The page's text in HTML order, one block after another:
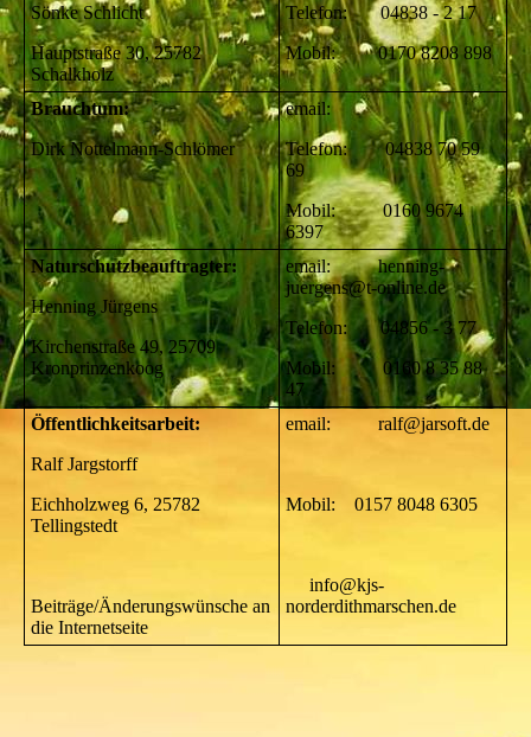
Sönke Schlicht
Hauptstraße 30, 25782
Schalkholz
Telefon: 04838 - 2 17
Mobil: 0170 8208 898
Brauchtum:
Dirk Nottelmann-Schlömer
email:
Telefon: 04838 70 59
69
Mobil: 0160 9674
6397
Naturschutzbeauftragter:
Henning Jürgens
Kirchenstraße 49, 25709
Kronprinzenkoog
email: henning-
juergens@t-online.de
Telefon: 04856 - 3 77
Mobil: 0160 8 35 88
47
Öffentlichkeitsarbeit:
Ralf Jargstorff
Eichholzweg 6, 25782
Tellingstedt
Beiträge/Änderungswünsche an
die Internetseite
email: ralf@jarsoft.de
Mobil: 0157 8048 6305
info@kjs-
norderdithmarschen.de